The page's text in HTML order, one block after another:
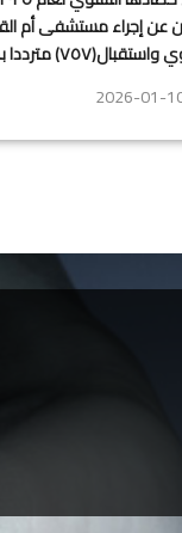
مترددا بمختلف عياداته
2026-01-